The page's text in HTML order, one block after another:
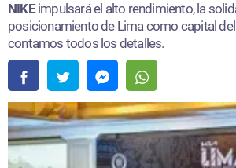
NIKEimpulsará el alto rendimiento, la
posicionamiento de Lima como capital
contamos todos los detalles.